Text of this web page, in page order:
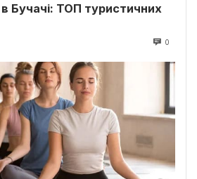
Бучачі: ТОП туристичних
0